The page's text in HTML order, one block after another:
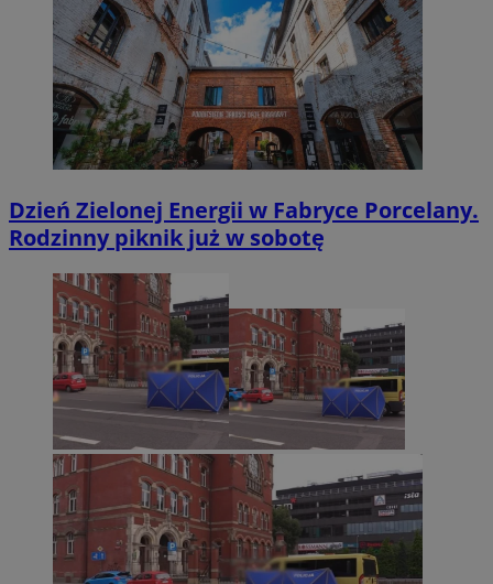
Dzień Zielonej Energii w Fabryce Porcelany.
Rodzinny piknik już w sobotę